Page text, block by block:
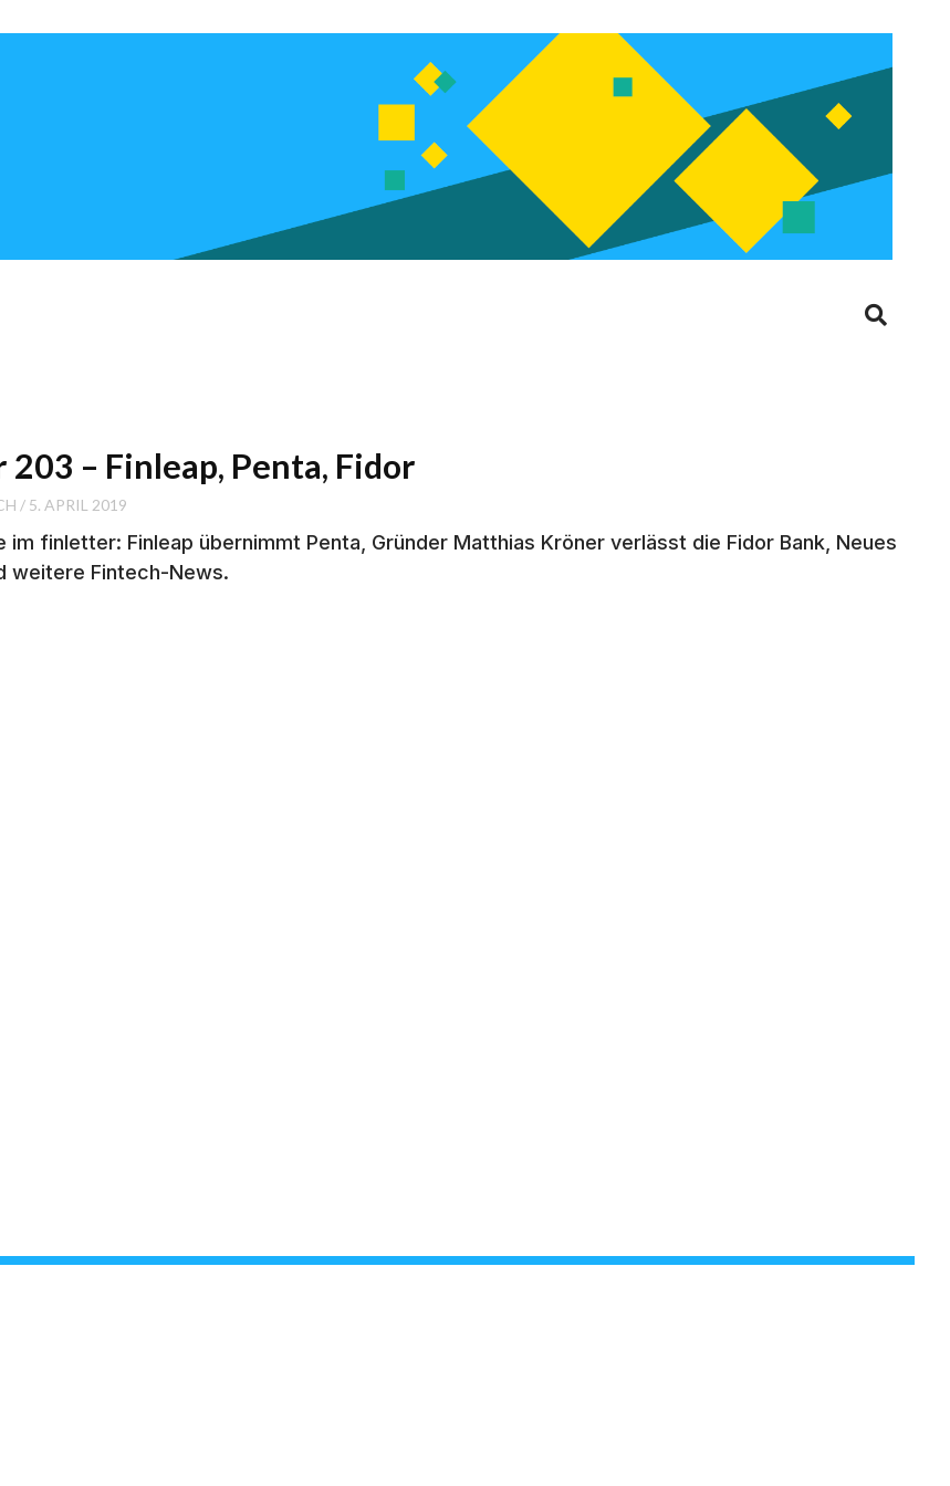
– Finleap, Penta, Fidor
5. APRIL 2019
im finletter: Finleap übernimmt Penta, Gründer Matthias Kröner verlässt die Fidor Bank, Neues
weitere Fintech-News.